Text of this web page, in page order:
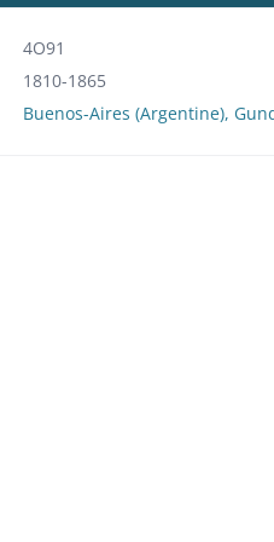
4O91
1810-1865
Buenos-Aires (Argentine),